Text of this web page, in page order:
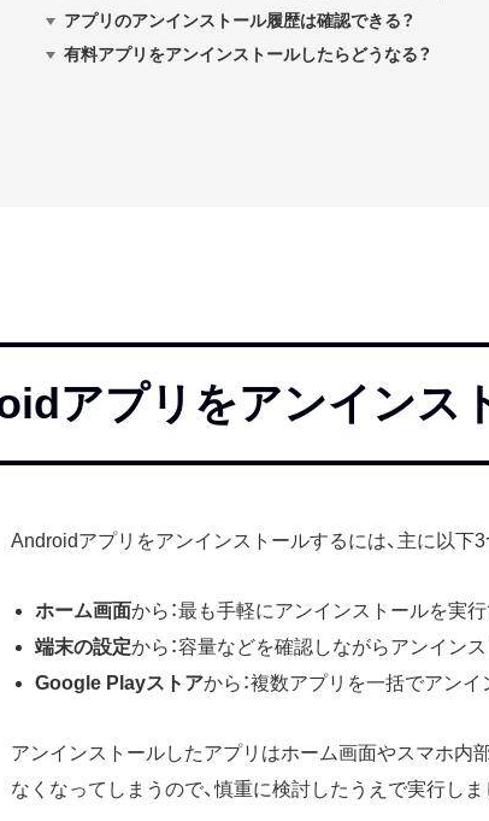
アプリのアンインストール履歴は確認できる？
有料アプリをアンインストールしたらどうなる？
アプリをアンインス
Androidアプリをアンインストールするには、主に以下3
ホーム画面から：最も手軽にアンインストールを実
端末の設定から：容量などを確認しながらアンイン
Google Playストアから：複数アプリを一括でアン
アンインストールしたアプリはホーム画面やスマホ内
なくなってしまうので、慎重に検討したうえで実行しま